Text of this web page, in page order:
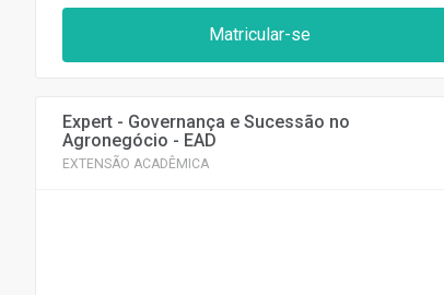
Matricular-se
Expert - Governança e Sucessão no
Agronegócio - EAD
EXTENSÃO ACADÊMICA